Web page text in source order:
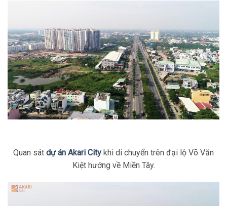
Quan sát dự án Akari City khi di chuyển trên đại lộ Võ Văn
Kiệt hướng về Miền Tây.